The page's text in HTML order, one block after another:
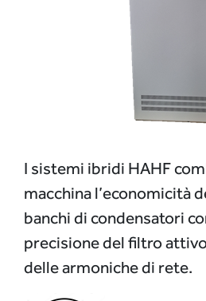
I sistemi ibridi HAHF
macchina l’economicità
banchi di condensatori
precisione del filtro
delle armoniche di rete.